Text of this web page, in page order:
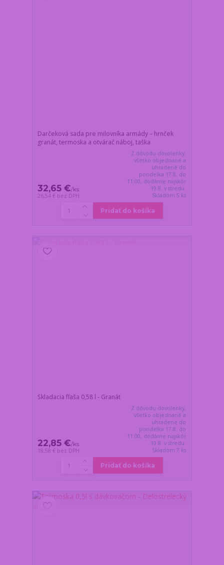
Darčeková sada pre milovníka armády – hrnček
granát, termoska a otvárač náboj, taška
32,65 €/ks
26,54 € bez DPH
Z dôvodu dovolenky,
všetko objednané a
uhradené do
pondelka 17.8. do
11:00, dodáme najskôr
19.8. v stredu.
Skladom 5 ks
Pridať do košíka
Skladacia fľaša 0,58 l - Granát
22,85 €/ks
18,58 € bez DPH
Z dôvodu dovolenky,
všetko objednané a
uhradené do
pondelka 17.8. do
11:00, dodáme najskôr
19.8. v stredu.
Skladom 7 ks
Pridať do košíka